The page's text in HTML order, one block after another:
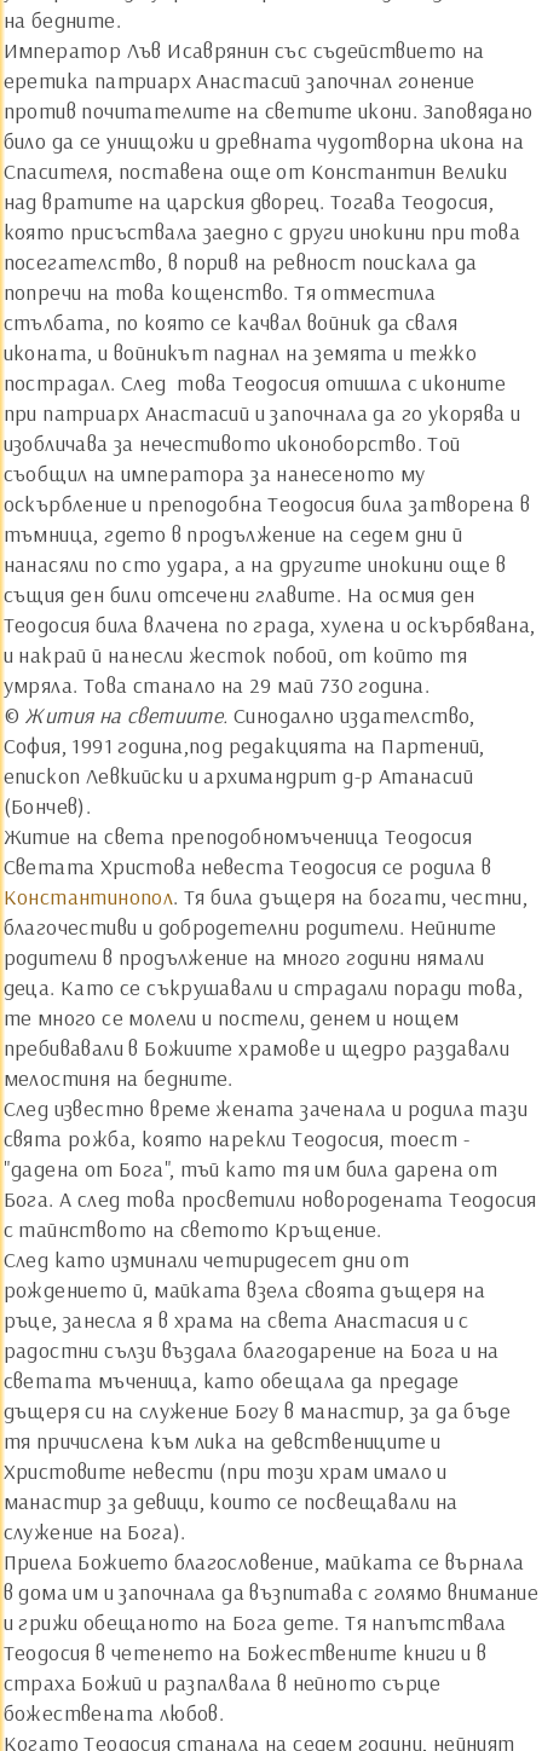
на бедните.
Император Лъв Исаврянин със съдействието на
еретика патриарх Анастасий започнал гонение
против почитателите на светите икони. Заповядано
било да се унищожи и древната чудотворна икона на
Спасителя, поставена още от Константин Велики
над вратите на царския дворец. Тогава Теодосия,
която присъствала заедно с други инокини при това
посегателство, в порив на ревност поискала да
попречи на това кощенство. Тя отместила
стълбата, по която се качвал войник да сваля
иконата, и войникът паднал на земята и тежко
пострадал. След това Теодосия отишла с иконите
при патриарх Анастасий и започнала да го укорява и
изобличава за нечестивото иконоборство. Той
съобщил на императора за нанесеното му
оскърбление и преподобна Теодосия била затворена в
тъмница, гдето в продължение на седем дни й
нанасяли по сто удара, а на другите инокини още в
същия ден били отсечени главите. На осмия ден
Теодосия била влачена по града, хулена и оскърбявана,
и накрай й нанесли жесток побой, от който тя
умряла. Това станало на 29 май 730 година.
© Жития на светиите. Синодално издателство,
София, 1991 година,под редакцията на Партений,
епископ Левкийски и архимандрит д-р Атанасий
(Бончев).
Житие на света преподобномъченица Теодосия
Светата Христова невеста Теодосия се родила в
Константинопол. Тя била дъщеря на богати, честни,
благочестиви и добродетелни родители. Нейните
родители в продължение на много години нямали
деца. Като се съкрушавали и страдали поради това,
те много се молели и постели, денем и нощем
пребивавали в Божиите храмове и щедро раздавали
мелостиня на бедните.
След известно време жената заченала и родила тази
свята рожба, която нарекли Теодосия, тоест -
"дадена от Бога", тъй като тя им била дарена от
Бога. А след това просветили новородената Теодосия
с тайнството на светото Кръщение.
След като изминали четиридесет дни от
рождението й, майката взела своята дъщеря на
ръце, занесла я в храма на света Анастасия и с
радостни сълзи въздала благодарение на Бога и на
светата мъченица, като обещала да предаде
дъщеря си на служение Богу в манастир, за да бъде
тя причислена към лика на девствениците и
Христовите невести (при този храм имало и
манастир за девици, които се посвещавали на
служение на Бога).
Приела Божието благословение, майката се върнала
в дома им и започнала да възпитава с голямо внимание
и грижи обещаното на Бога дете. Тя напътствала
Теодосия в четенето на Божествените книги и в
страха Божий и разпалвала в нейното сърце
божествената любов.
Когато Теодосия станала на седем години, нейният